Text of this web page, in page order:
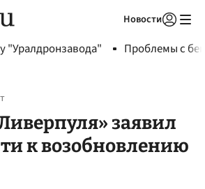
Новости
"Уралдронзавода" Проблемы с
заявил
к возобновлению